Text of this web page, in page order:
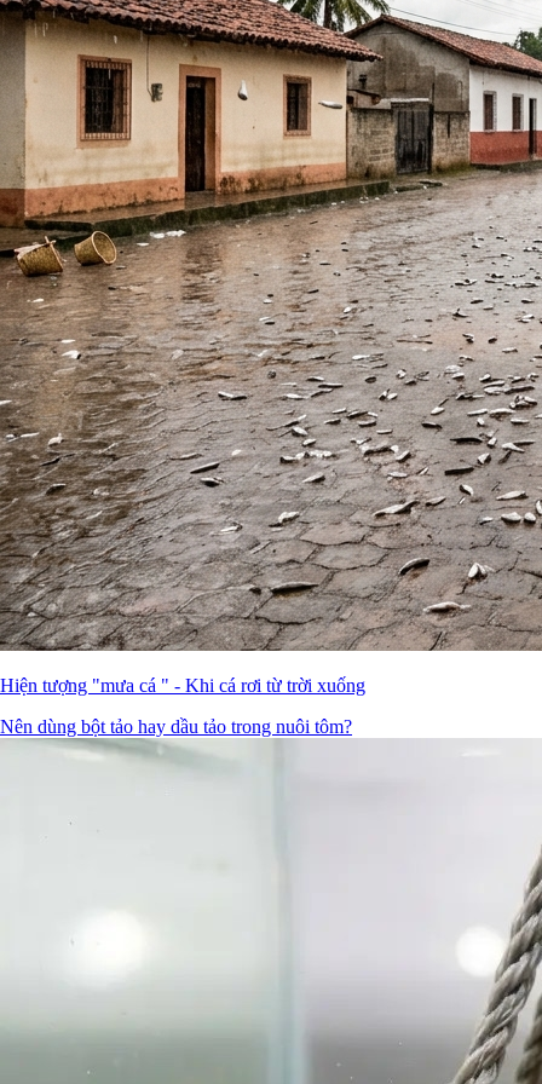
Hiện tượng "mưa cá " - Khi cá rơi từ trời xuống
Nên dùng bột tảo hay dầu tảo trong nuôi tôm?